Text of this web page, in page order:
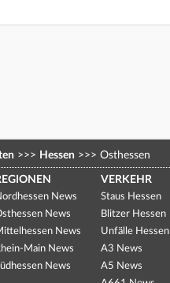
>>> Hessen >>> Osthessen
News
News
News
Main News
News
VERKEHR
Staus Hessen
Blitzer Hessen
Unfälle Hessen
A3 News
A5 News